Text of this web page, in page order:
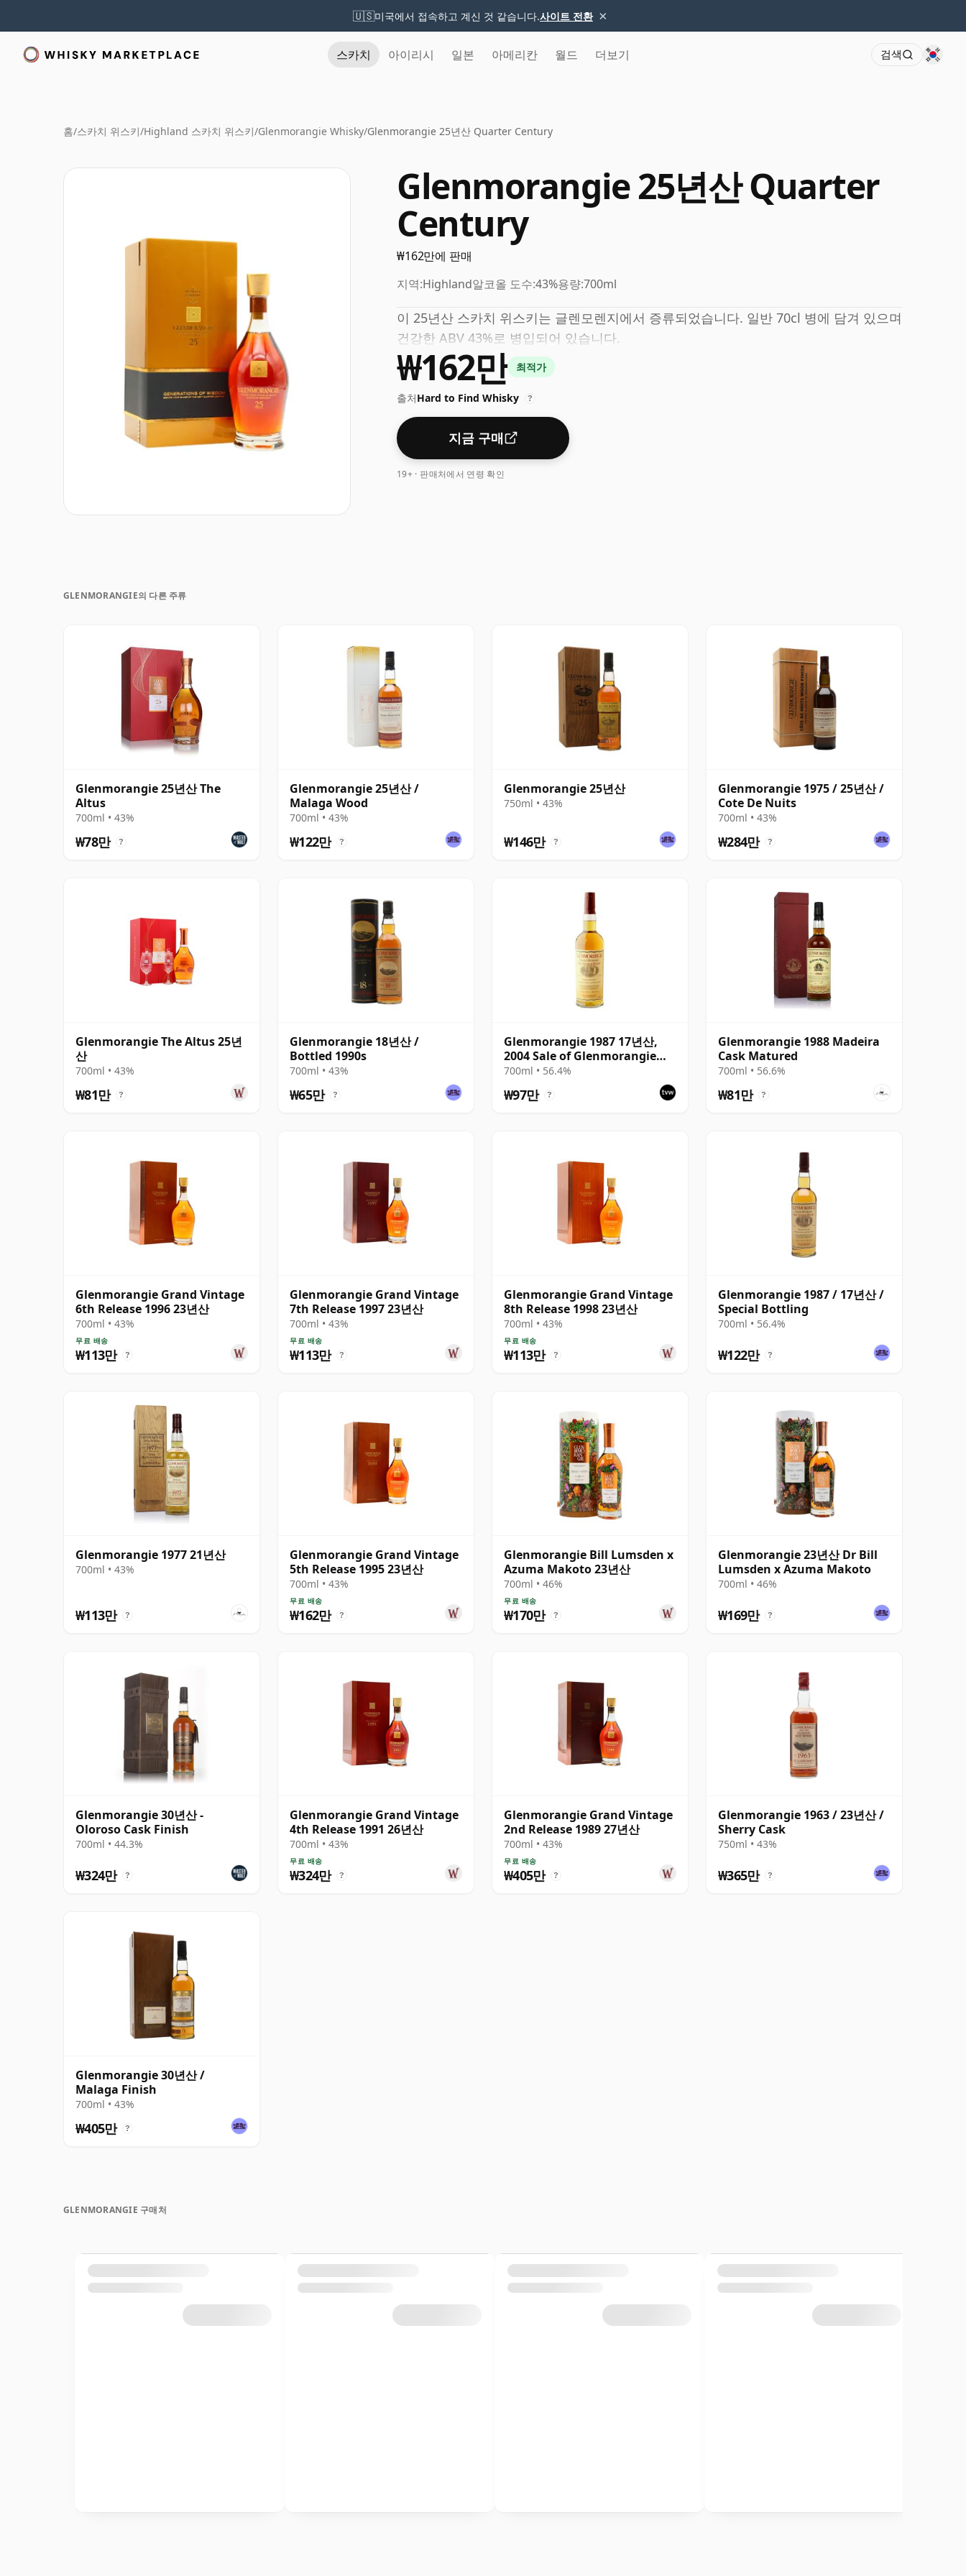
🇺🇸미국에서 접속하고 계신 것 같습니다.사이트 전환 ×
스카치 아이리시 일본 아메리칸 월드 더보기 검색
홈/스카치 위스키/Highland 스카치 위스키/Glenmorangie Whisky/Glenmorangie 25년산 Quarter Century
Glenmorangie 25년산 Quarter
Century
₩162만에 판매
지역:Highland알코올 도수:43%용량:700ml
이 25년산 스카치 위스키는 글렌모렌지에서 증류되었습니다. 일반 70cl 병에 담겨 있으며
건강한 ABV 43%로 병입되어 있습니다.
₩162만 최적가
출처Hard to Find Whisky ?
지금 구매
19+ · 판매처에서 연령 확인
GLENMORANGIE의 다른 주류
Glenmorangie 25년산 The
Altus
700ml • 43%
₩78만 ?
Glenmorangie 25년산 /
Malaga Wood
700ml • 43%
₩122만 ?
Glenmorangie 25년산
750ml • 43%
₩146만 ?
Glenmorangie 1975 / 25년산 /
Cote De Nuits
700ml • 43%
₩284만 ?
Glenmorangie The Altus 25년
산
700ml • 43%
₩81만 ?
Glenmorangie 18년산 /
Bottled 1990s
700ml • 43%
₩65만 ?
Glenmorangie 1987 17년산,
2004 Sale of Glenmorangie
Bottling
700ml • 56.4%
₩97만 ?
Glenmorangie 1988 Madeira
Cask Matured
700ml • 56.6%
₩81만 ?
Glenmorangie Grand Vintage
6th Release 1996 23년산
700ml • 43%
무료 배송
₩113만 ?
Glenmorangie Grand Vintage
7th Release 1997 23년산
700ml • 43%
무료 배송
₩113만 ?
Glenmorangie Grand Vintage
8th Release 1998 23년산
700ml • 43%
무료 배송
₩113만 ?
Glenmorangie 1987 / 17년산 /
Special Bottling
700ml • 56.4%
₩122만 ?
Glenmorangie 1977 21년산
700ml • 43%
₩113만 ?
Glenmorangie Grand Vintage
5th Release 1995 23년산
700ml • 43%
무료 배송
₩162만 ?
Glenmorangie Bill Lumsden x
Azuma Makoto 23년산
700ml • 46%
무료 배송
₩170만 ?
Glenmorangie 23년산 Dr Bill
Lumsden x Azuma Makoto
700ml • 46%
₩169만 ?
Glenmorangie 30년산 -
Oloroso Cask Finish
700ml • 44.3%
₩324만 ?
Glenmorangie Grand Vintage
4th Release 1991 26년산
700ml • 43%
무료 배송
₩324만 ?
Glenmorangie Grand Vintage
2nd Release 1989 27년산
700ml • 43%
무료 배송
₩405만 ?
Glenmorangie 1963 / 23년산 /
Sherry Cask
750ml • 43%
₩365만 ?
Glenmorangie 30년산 /
Malaga Finish
700ml • 43%
₩405만 ?
GLENMORANGIE 구매처